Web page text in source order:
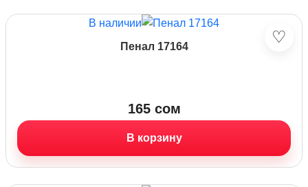
В наличии
♡
Пенал 17164
165 сом
В корзину